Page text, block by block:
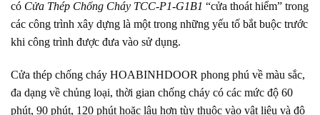
có Cửa Thép Chống Cháy TCC-P1-G1B1 “cửa thoát hiểm” trong
các công trình xây dựng là một trong những yếu tố bắt buộc trước
khi công trình được đưa vào sử dụng.
Cửa thép chống cháy HOABINHDOOR phong phú về màu sắc,
đa dạng về chủng loại, thời gian chống cháy có các mức độ 60
phút, 90 phút, 120 phút hoặc lâu hơn tùy thuộc vào vật liệu và độ